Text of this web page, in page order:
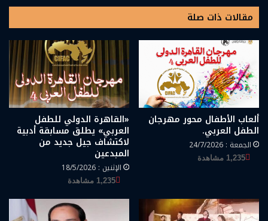
مقالات ذات صلة
ألعاب الأطفال محور مهرجان
الطفل العربي.
الجمعة : 24/7/2026
1,235 مشاهدة
«القاهرة الدولي للطفل
العربي» يطلق مسابقة أدبية
لاكتشاف جيل جديد من
المبدعين
الإثنين : 18/5/2026
1,235 مشاهدة